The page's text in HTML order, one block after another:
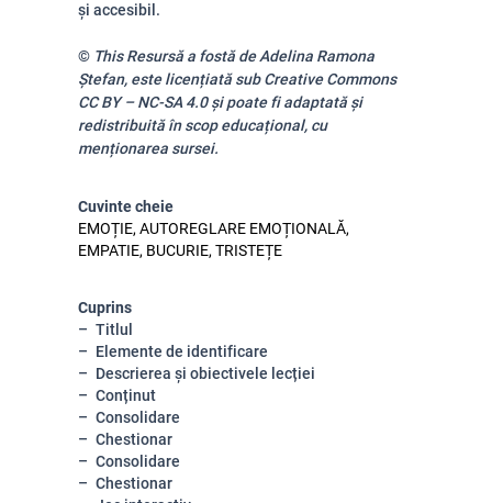
și accesibil.
© This Resursă a fostă de Adelina Ramona
Ștefan, este licențiată sub Creative Commons
CC BY – NC-SA 4.0 și poate fi adaptată și
redistribuită în scop educațional, cu
menționarea sursei.
Cuvinte cheie
EMOȚIE, AUTOREGLARE EMOȚIONALĂ,
EMPATIE, BUCURIE, TRISTEȚE
Cuprins
Titlul
Elemente de identificare
Descrierea și obiectivele lecției
Conținut
Consolidare
Chestionar
Consolidare
Chestionar